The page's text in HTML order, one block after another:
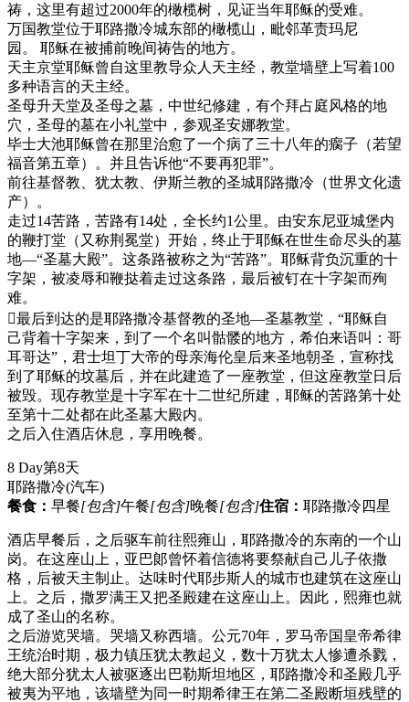
祷，这里有超过2000年的橄榄树，见证当年耶稣的受难。
万国教堂位于耶路撒冷城东部的橄榄山，毗邻革责玛尼
园。 耶稣在被捕前晚间祷告的地方。
天主京堂耶稣曾自这里教导众人天主经，教堂墙壁上写着100
多种语言的天主经。
圣母升天堂及圣母之墓，中世纪修建，有个拜占庭风格的地
穴，圣母的墓在小礼堂中，参观圣安娜教堂。
毕士大池耶稣曾在那里治愈了一个病了三十八年的瘸子（若望
福音第五章）。并且告诉他“不要再犯罪”。
前往基督教、犹太教、伊斯兰教的圣城耶路撒冷（世界文化遗
产）。
走过14苦路，苦路有14处，全长约1公里。由安东尼亚城堡内
的鞭打堂（又称荆冕堂）开始，终止于耶稣在世生命尽头的墓
地—“圣墓大殿”。这条路被称之为“苦路”。耶稣背负沉重的十
字架，被凌辱和鞭挞着走过这条路，最后被钉在十字架而殉
难。
最后到达的是耶路撒冷基督教的圣地—圣墓教堂，“耶稣自
己背着十字架来，到了一个名叫骷髅的地方，希伯来语叫：哥
耳哥达”，君士坦丁大帝的母亲海伦皇后来圣地朝圣，宣称找
到了耶稣的坟墓后，并在此建造了一座教堂，但这座教堂日后
被毁。现存教堂是十字军在十二世纪所建，耶稣的苦路第十处
至第十二处都在此圣墓大殿内。
之后入住酒店休息，享用晚餐。
8 Day第8天
耶路撒冷(汽车)
餐食： 早餐[包含]午餐[包含]晚餐[包含]住宿： 耶路撒冷四星
酒店早餐后，之后驱车前往熙雍山，耶路撒冷的东南的一个山
岗。在这座山上，亚巴郞曾怀着信德将要祭献自己儿子依撒
格，后被天主制止。达味时代耶步斯人的城市也建筑在这座山
上。之后，撒罗满王又把圣殿建在这座山上。因此，熙雍也就
成了圣山的名称。
之后游览哭墙。哭墙又称西墙。公元70年，罗马帝国皇帝希律
王统治时期，极力镇压犹太教起义，数十万犹太人惨遭杀戮，
绝大部分犹太人被驱逐出巴勒斯坦地区，耶路撒冷和圣殿几乎
被夷为平地，该墙壁为同一时期希律王在第二圣殿断垣残壁的